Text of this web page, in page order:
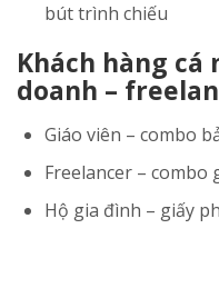
bút trình chiếu
Khách hàng cá
doanh –
Giáo viên – combo
Freelancer – combo
Hộ gia đình – giấy